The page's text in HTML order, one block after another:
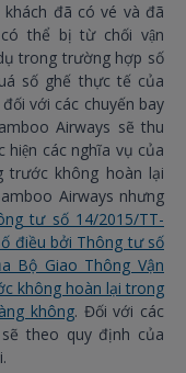
đã có vé và đã
thể bị từ chối vận
trong trường hợp số
số ghế thực tế của
với các chuyến bay
Airways sẽ thu
hiện các nghĩa vụ của
trước không hoàn lại
Airways nhưng
tư số 14/2015/TT-
điều bởi Thông tư số
Bộ Giao Thông Vận
không hoàn lại trong
không. Đối với các
theo quy định của